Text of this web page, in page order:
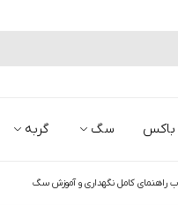
باکس سگ گربه
راهنمای کامل نگهداری و آموزش سگ